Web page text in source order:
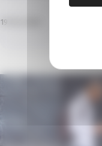
19 Fév 2026